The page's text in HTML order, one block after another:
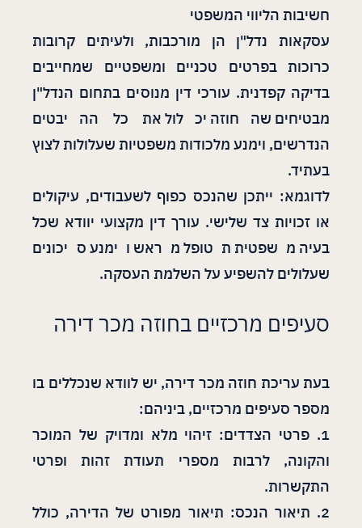
חשיבות הליווי המשפטי
עסקאות נדל"ן הן מורכבות, ולעיתים קרובות
כרוכות בפרטים טכניים ומשפטיים שמחייבים
בדיקה קפדנית. עורכי דין מנוסים בתחום הנדל"ן
מבטיחים שהחוזה יכלול את כל ההיבטים
הנדרשים, וימנע מלכודות משפטיות שעלולות לצוץ
בעתיד.
לדוגמא: ייתכן שהנכס כפוף לשעבודים, עיקולים
או זכויות צד שלישי. עורך דין מקצועי יוודא שכל
בעיה משפטית תטופל מראש וימנע סיכונים
שעלולים להשפיע על השלמת העסקה.
סעיפים מרכזיים בחוזה מכר דירה
בעת עריכת חוזה מכר דירה, יש לוודא שנכללים בו
מספר סעיפים מרכזיים, ביניהם:
1. פרטי הצדדים: זיהוי מלא ומדויק של המוכר
והקונה, לרבות מספרי תעודת זהות ופרטי
התקשרות.
2. תיאור הנכס: תיאור מפורט של הדירה, כולל